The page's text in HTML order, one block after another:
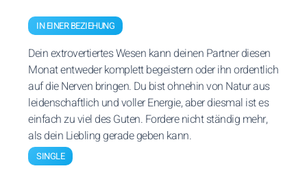
IN EINER BEZIEHUNG
Dein extrovertiertes Wesen kann deinen Partner diesen
Monat entweder komplett begeistern oder ihn ordentlich
auf die Nerven bringen. Du bist ohnehin von Natur aus
leidenschaftlich und voller Energie, aber diesmal ist es
einfach zu viel des Guten. Fordere nicht ständig mehr,
als dein Liebling gerade geben kann.
SINGLE